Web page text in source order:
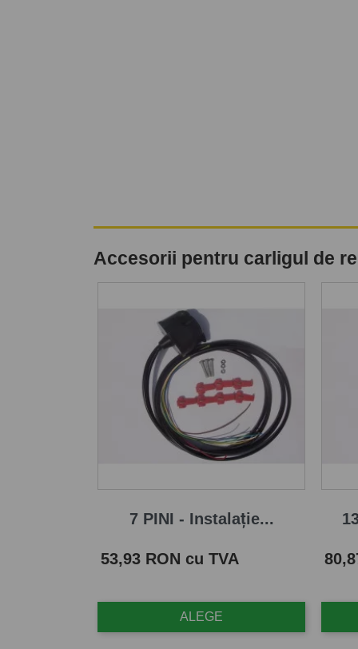
Accesorii pentru carligul de
7 PINI - Instalație...
Pret
53,93 RON cu TVA
ALEGE
Pret